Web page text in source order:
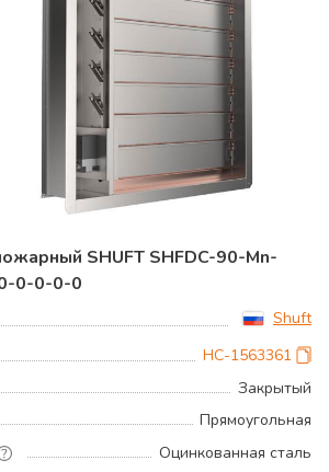
SHUFT SHFDC-90-Mn-
0-0-0-0
Shuft
НС-1563361
Закрытый
Прямоугольная
Оцинкованная сталь